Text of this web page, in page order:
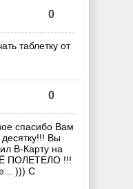
0
таблетку от
0
спасибо Вам
Вы
В-Карту на
ПОЛЕТЕЛО !!!
))) С